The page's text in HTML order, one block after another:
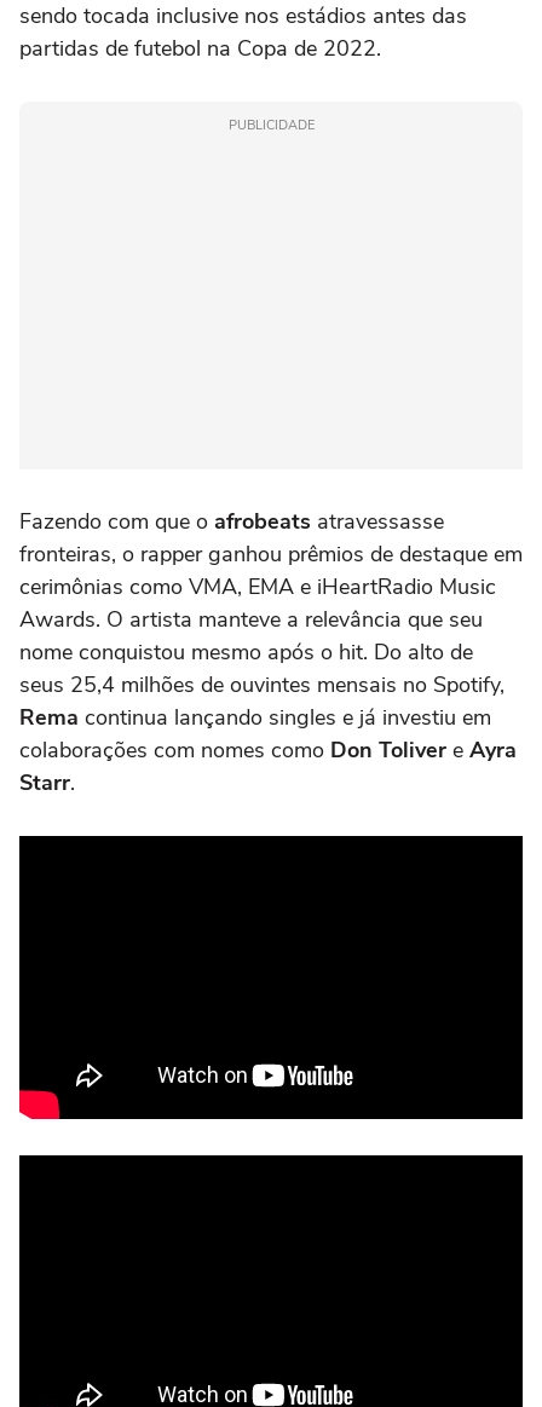
sendo tocada inclusive nos estádios antes das
partidas de futebol na Copa de 2022.
PUBLICIDADE
Fazendo com que o afrobeats atravessasse
fronteiras, o rapper ganhou prêmios de destaque em
cerimônias como VMA, EMA e iHeartRadio Music
Awards. O artista manteve a relevância que seu
nome conquistou mesmo após o hit. Do alto de
seus 25,4 milhões de ouvintes mensais no Spotify,
Rema continua lançando singles e já investiu em
colaborações com nomes como Don Toliver e Ayra
Starr.